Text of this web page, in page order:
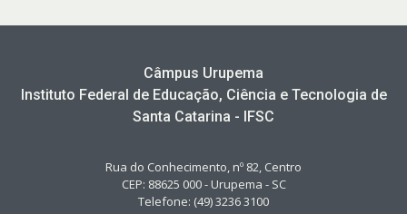
Câmpus Urupema
Instituto Federal de Educação, Ciência e Tecnologia de
Santa Catarina - IFSC
Rua do Conhecimento, nº 82, Centro
CEP: 88625 000 - Urupema - SC
Telefone: (49) 3236 3100